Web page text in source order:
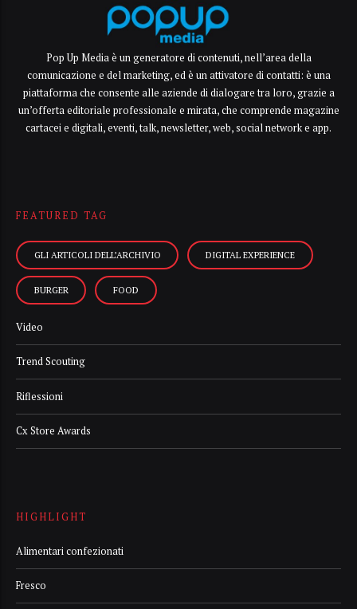
Pop Up Media è un generatore di contenuti, nell’area della
comunicazione e del marketing, ed è un attivatore di contatti: è una
piattaforma che consente alle aziende di dialogare tra loro, grazie a
un’offerta editoriale professionale e mirata, che comprende magazine
cartacei e digitali, eventi, talk, newsletter, web, social network e app.
FEATURED TAG
GLI ARTICOLI DELL’ARCHIVIO DIGITAL EXPERIENCE
BURGER FOOD
Video
Trend Scouting
Riflessioni
Cx Store Awards
HIGHLIGHT
Alimentari confezionati
Fresco